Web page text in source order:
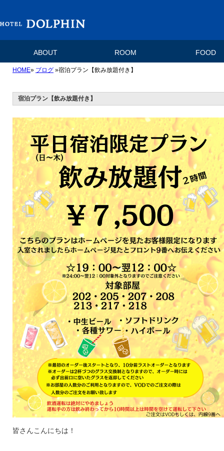
ABOUT ROOM FOOD
HOME» ブログ »宿泊プラン【飲み放題付き】
宿泊プラン【飲み放題付き】
皆さんこんにちは！